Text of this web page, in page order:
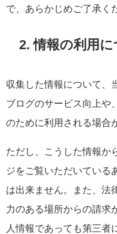
で、あらかじめご了承く
2. 情報の利用
収集した情報について、
ブログのサービス向上や
のために利用される場合
ただし、こうした情報か
ジをご覧いただいている
は出来ません。また、法
力のある場所からの請求
人情報であっても第三者